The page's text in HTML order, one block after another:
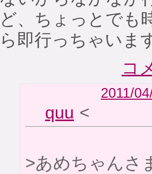
ど、ちょっとでも
ら即行っちゃいま
コ
2011/
quu <
>あめちゃんさ